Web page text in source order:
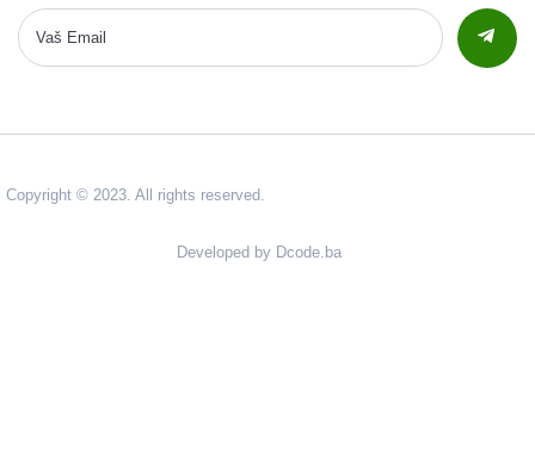
Copyright © 2023. All rights reserved.
Developed by Dcode.ba